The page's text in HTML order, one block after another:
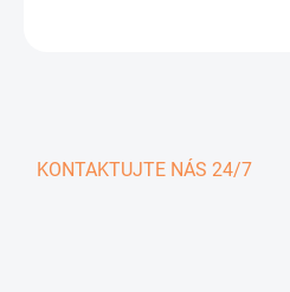
KONTAKTUJTE NÁS 24/7